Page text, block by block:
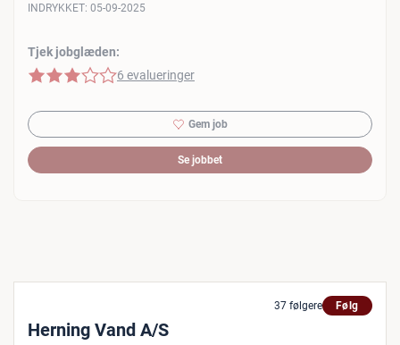
Tjek jobglæden:
3 af 5 stjerner
6 evalueringer
INDRYKKET: 05-09-2025
Gem job
Se jobbet
37 følgere Følg
Herning Vand A/S